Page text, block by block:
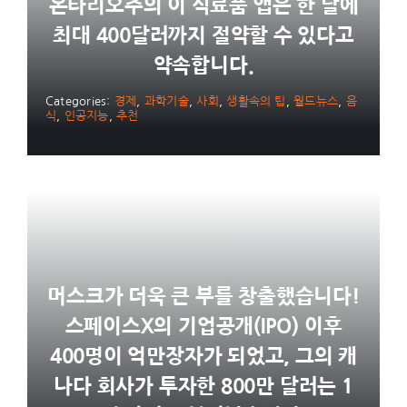
온타리오주의 이 식료품 앱은 한 달에
최대 400달러까지 절약할 수 있다고
약속합니다.
Categories: 경제 과학기술,사회 ,생활속의 팁 ,월드뉴스
음
식
인공지능 ,추천
머스크가 더욱 큰 부를 창출했습니다!
스페이스X의 기업공개(IPO) 이후
400명이 억만장자가 되었고, 그의 캐
나다 회사가 투자한 800만 달러는 1